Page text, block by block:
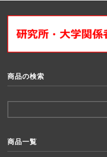
商品の検索
商品一覧